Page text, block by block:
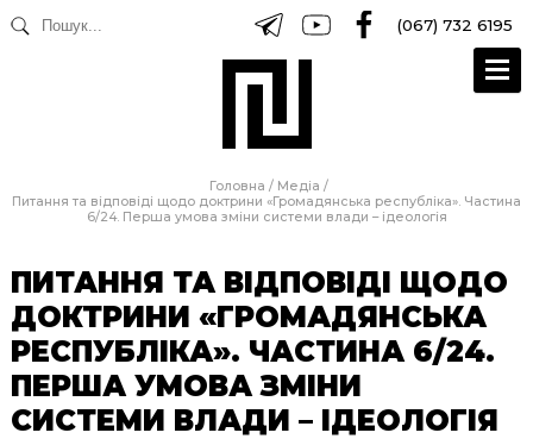
(067) 732 6195
Головна / Медіа /
Питання та відповіді щодо доктрини «Громадянська республіка». Частина
6/24. Перша умова зміни системи влади – ідеологія
ПИТАННЯ ТА ВІДПОВІДІ ЩОДО
ДОКТРИНИ «ГРОМАДЯНСЬКА
РЕСПУБЛІКА». ЧАСТИНА 6/24.
ПЕРША УМОВА ЗМІНИ
СИСТЕМИ ВЛАДИ – ІДЕОЛОГІЯ